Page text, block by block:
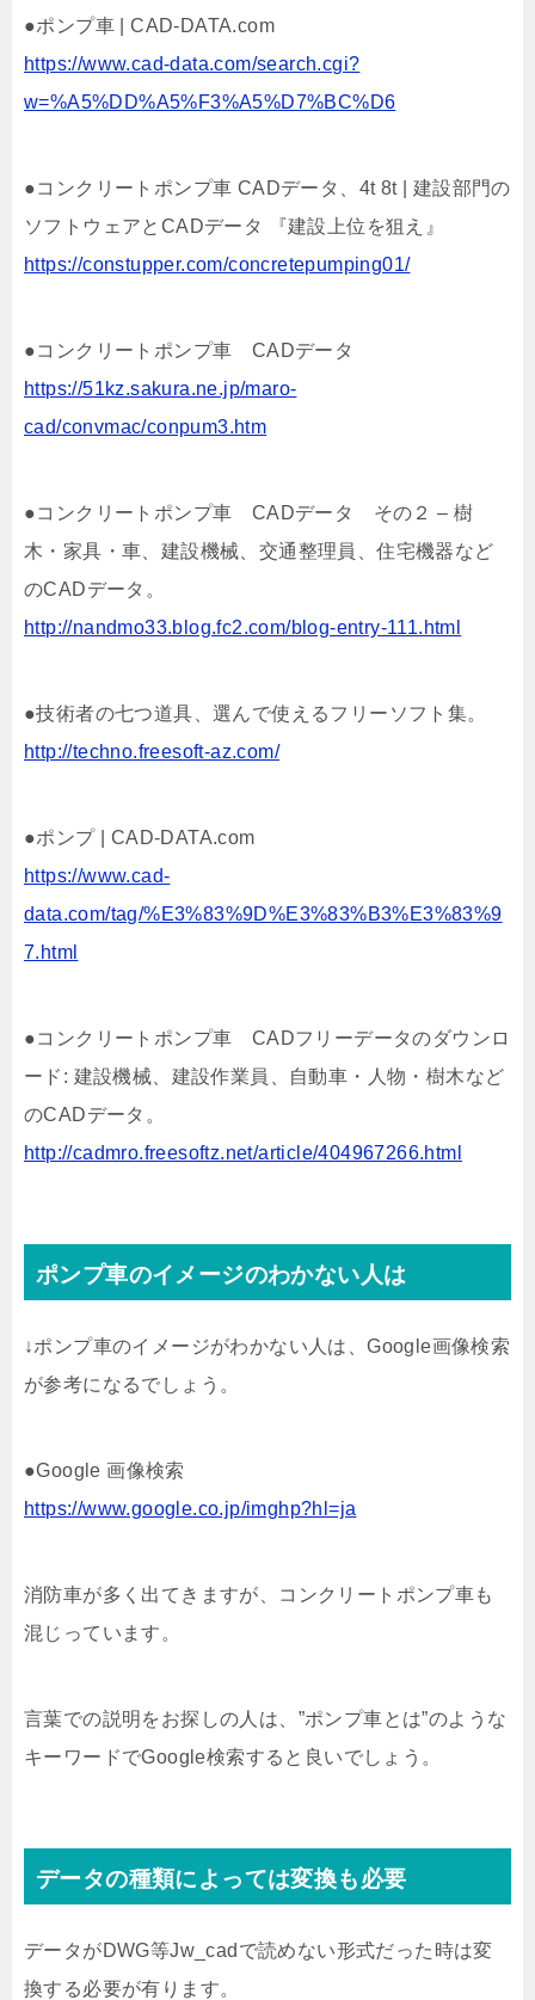
●ポンプ車 | CAD-DATA.com
https://www.cad-data.com/search.cgi?
w=%A5%DD%A5%F3%A5%D7%BC%D6
●コンクリートポンプ車 CADデータ、4t 8t | 建設部門の
ソフトウェアとCADデータ 『建設上位を狙え』
https://constupper.com/concretepumping01/
●コンクリートポンプ車 CADデータ
https://51kz.sakura.ne.jp/maro-
cad/convmac/conpum3.htm
●コンクリートポンプ車 CADデータ その２ – 樹
木・家具・車、建設機械、交通整理員、住宅機器など
のCADデータ。
http://nandmo33.blog.fc2.com/blog-entry-111.html
●技術者の七つ道具、選んで使えるフリーソフト集。
http://techno.freesoft-az.com/
●ポンプ | CAD-DATA.com
https://www.cad-
data.com/tag/%E3%83%9D%E3%83%B3%E3%83%9
7.html
●コンクリートポンプ車 CADフリーデータのダウンロ
ード: 建設機械、建設作業員、自動車・人物・樹木など
のCADデータ。
http://cadmro.freesoftz.net/article/404967266.html
ポンプ車のイメージのわかない人は
↓ポンプ車のイメージがわかない人は、Google画像検索
が参考になるでしょう。
●Google 画像検索
https://www.google.co.jp/imghp?hl=ja
消防車が多く出てきますが、コンクリートポンプ車も
混じっています。
言葉での説明をお探しの人は、”ポンプ車とは”のような
キーワードでGoogle検索すると良いでしょう。
データの種類によっては変換も必要
データがDWG等Jw_cadで読めない形式だった時は変
換する必要が有ります。